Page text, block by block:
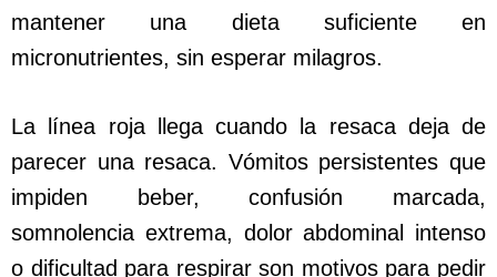
mantener una dieta suficiente en
micronutrientes, sin esperar milagros.
La línea roja llega cuando la resaca deja de
parecer una resaca. Vómitos persistentes que
impiden beber, confusión marcada,
somnolencia extrema, dolor abdominal intenso
o dificultad para respirar son motivos para pedir